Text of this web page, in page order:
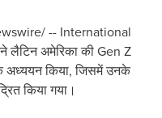
-- International
अमेरिका की Gen Z
अध्ययन किया, जिसमें उनके
किया गया।